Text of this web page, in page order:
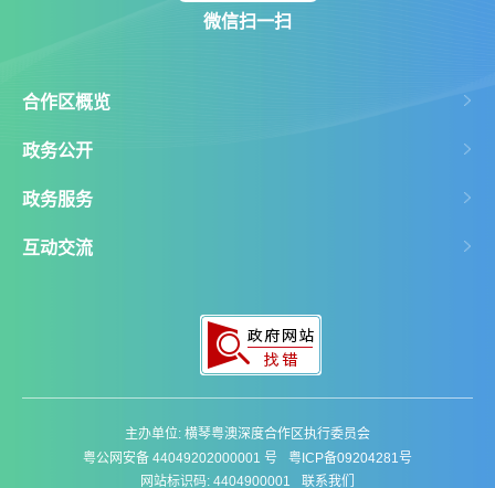
微信扫一扫
合作区概览
政务公开
政务服务
互动交流
主办单位: 横琴粤澳深度合作区执行委员会
粤公网安备 44049202000001 号
粤ICP备09204281号
网站标识码: 4404900001
联系我们